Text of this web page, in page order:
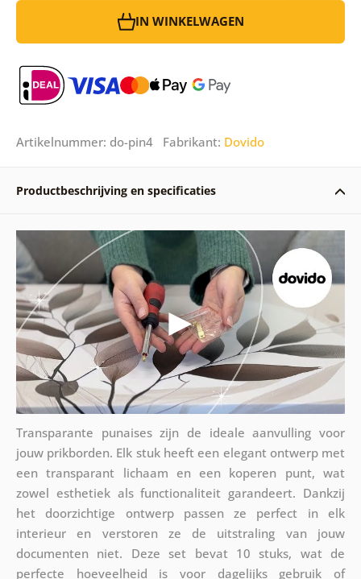
IN WINKELWAGEN
Artikelnummer: do-pin4 Fabrikant: Dovido
Productbeschrijving en specificaties
Transparante punaises zijn de ideale aanvulling voor
jouw prikborden. Elk stuk heeft een elegant ontwerp met
een transparant lichaam en een koperen punt, wat
zowel esthetiek als functionaliteit garandeert. Dankzij
het doorzichtige ontwerp passen ze perfect in elk
interieur en verstoren ze de uitstraling van jouw
documenten niet. Deze set bevat 10 stuks, wat de
perfecte hoeveelheid is voor dagelijks gebruik of